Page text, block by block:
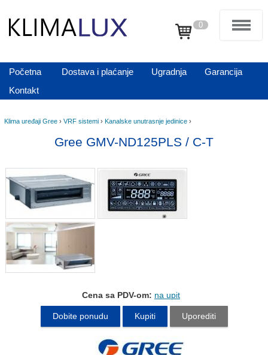
0
Početna Dostava i plaćanje Ugradnja
Garancija
Kontakt
Klima uređaji Gree › VRF sistemi › Kanalske unutrasnje jedinice ›
Gree GMV-ND125PLS / C-T
Cena sa PDV-om: na upit
Dobite ponudu Kupiti Uporediti